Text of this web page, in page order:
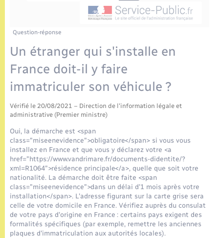
Organisation d’événement
Sécurité - Prévention
Seniors
Transports
Voirie et espace public
La Communauté de communes
Question-réponse
Un étranger qui s'installe en
France doit-il y faire
immatriculer son véhicule ?
Vérifié le 20/08/2021 – Direction de l'information légale et
administrative (Premier ministre)
Oui, la démarche est <span
class="miseenevidence">obligatoire</span> si vous vous
installez en France et que vous y déclarez votre <a
href="https://www.vandrimare.fr/documents-didentite/?
xml=R1064">résidence principale</a>, quelle que soit votre
nationalité. La démarche doit être faite <span
class="miseenevidence">dans un délai d'1 mois après votre
installation</span>. L'adresse figurant sur la carte grise sera
celle de votre domicile en France. Vérifiez auprès du consulat
de votre pays d'origine en France : certains pays exigent des
formalités spécifiques (par exemple, remettre les anciennes
plaques d'immatriculation aux autorités locales).